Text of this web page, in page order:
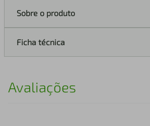
Sobre o produto
Ficha técnica
Avaliações